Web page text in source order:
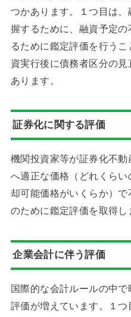
つかあります。１つ目は
握するために、融資予定
るために鑑定評価を行う
資実行後に債務者区分の
あります。
証券化に関する評価
機関投資家等が証券化不
へ適正な価格（どれくら
却可能価格がいくらか）
のために鑑定評価を取得し
企業会計に伴う評価
国際的な会計ルールの中
評価が増えています。１